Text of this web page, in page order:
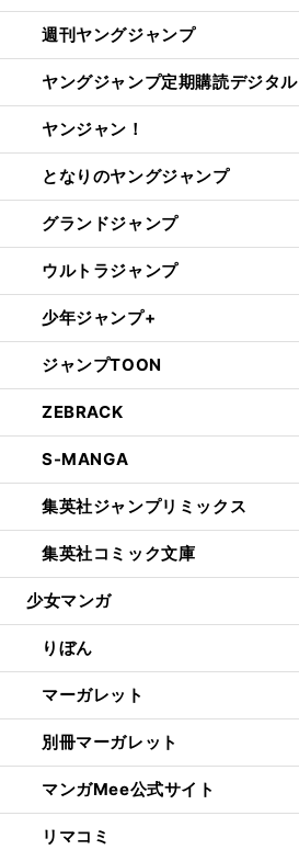
週刊ヤングジャンプ
ヤングジャンプ定期購読デジタル
ヤンジャン！
となりのヤングジャンプ
グランドジャンプ
ウルトラジャンプ
少年ジャンプ+
ジャンプTOON
ZEBRACK
S-MANGA
集英社ジャンプリミックス
集英社コミック文庫
少女マンガ
りぼん
マーガレット
別冊マーガレット
マンガMee公式サイト
リマコミ